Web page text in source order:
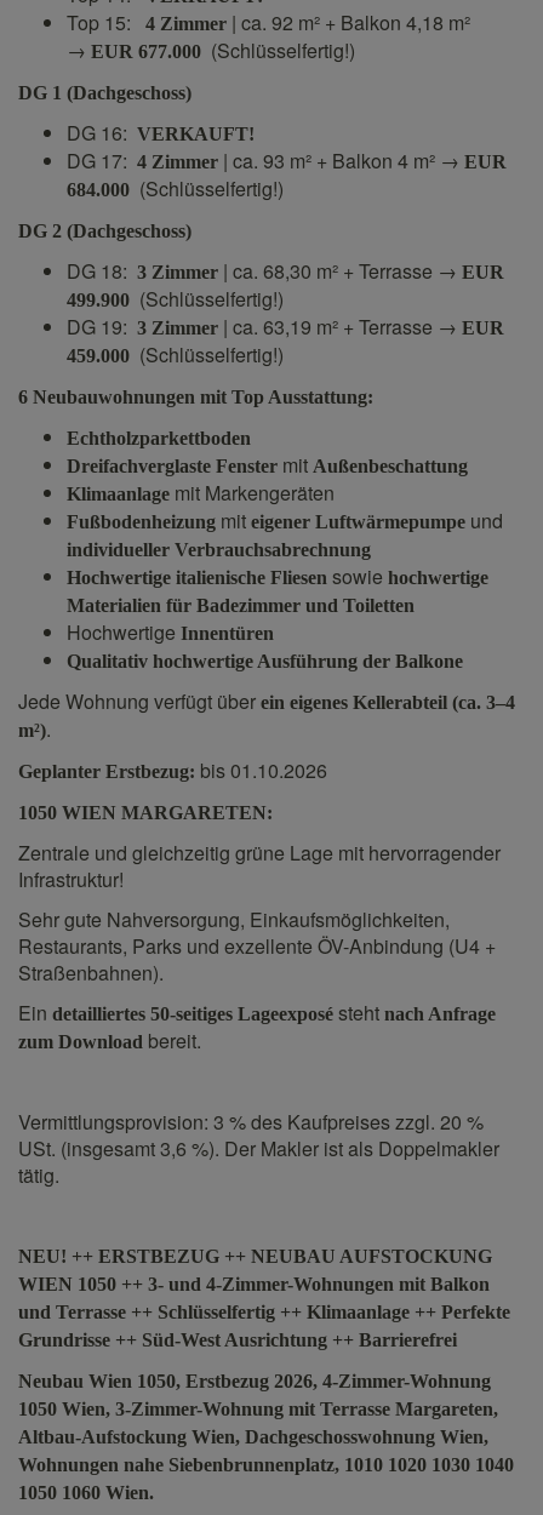
Top 15: 4 Zimmer | ca. 92 m² + Balkon 4,18 m²
→ EUR 677.000 (Schlüsselfertig!)
DG 1 (Dachgeschoss)
DG 16: VERKAUFT!
DG 17: 4 Zimmer | ca. 93 m² + Balkon 4 m² → EUR
684.000 (Schlüsselfertig!)
DG 2 (Dachgeschoss)
DG 18: 3 Zimmer | ca. 68,30 m² + Terrasse → EUR
499.900 (Schlüsselfertig!)
DG 19: 3 Zimmer | ca. 63,19 m² + Terrasse → EUR
459.000 (Schlüsselfertig!)
6 Neubauwohnungen mit Top Ausstattung:
Echtholzparkettboden
Dreifachverglaste Fenster mit Außenbeschattung
Klimaanlage mit Markengeräten
Fußbodenheizung mit eigener Luftwärmepumpe und
individueller Verbrauchsabrechnung
Hochwertige italienische Fliesen sowie hochwertige
Materialien für Badezimmer und Toiletten
Hochwertige Innentüren
Qualitativ hochwertige Ausführung der Balkone
Jede Wohnung verfügt über ein eigenes Kellerabteil (ca. 3–4
m²).
Geplanter Erstbezug: bis 01.10.2026
1050 WIEN MARGARETEN:
Zentrale und gleichzeitig grüne Lage mit hervorragender
Infrastruktur!
Sehr gute Nahversorgung, Einkaufsmöglichkeiten,
Restaurants, Parks und exzellente ÖV-Anbindung (U4 +
Straßenbahnen).
Ein detailliertes 50-seitiges Lageexposé steht nach Anfrage
zum Download bereit.
Vermittlungsprovision: 3 % des Kaufpreises zzgl. 20 %
USt. (insgesamt 3,6 %). Der Makler ist als Doppelmakler
tätig.
NEU! ++ ERSTBEZUG ++ NEUBAU AUFSTOCKUNG
WIEN 1050 ++ 3- und 4-Zimmer-Wohnungen mit Balkon
und Terrasse ++ Schlüsselfertig ++ Klimaanlage ++ Perfekte
Grundrisse ++ Süd-West Ausrichtung ++ Barrierefrei
Neubau Wien 1050, Erstbezug 2026, 4-Zimmer-Wohnung
1050 Wien, 3-Zimmer-Wohnung mit Terrasse Margareten,
Altbau-Aufstockung Wien, Dachgeschosswohnung Wien,
Wohnungen nahe Siebenbrunnenplatz, 1010 1020 1030 1040
1050 1060 Wien.